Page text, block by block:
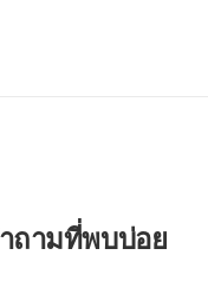
ถามที่พบบ่อย